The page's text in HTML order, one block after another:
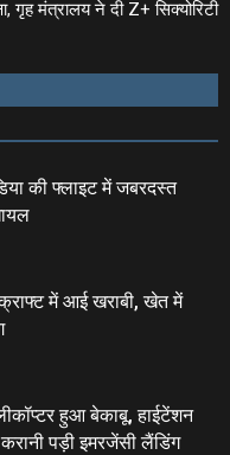
गृह मंत्रालय ने दी Z+ सिक्योरिटी
की फ्लाइट में जबरदस्त
में आई खराबी, खेत में
हुआ बेकाबू, हाईटेंशन
पड़ी इमरजेंसी लैंडिंग